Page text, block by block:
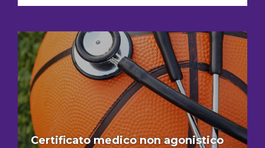
Certificato medico non agonistico